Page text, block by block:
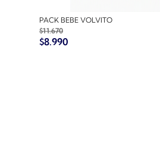
PACK BEBE VOLVITO
$11.670
$8.990